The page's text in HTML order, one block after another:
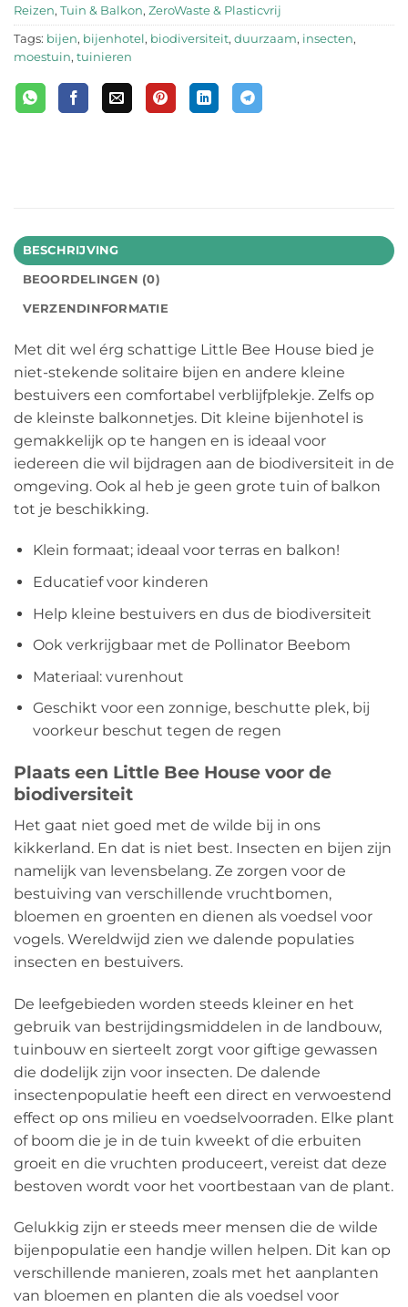
Reizen, Tuin & Balkon, ZeroWaste & Plasticvrij
Tags: bijen, bijenhotel , biodiversiteit, duurzaam, insecten,
moestuin, tuinieren
BESCHRIJVING
BEOORDELINGEN (0)
VERZENDINFORMATIE
Met dit wel érg schattige Little Bee House bied je
niet-stekende solitaire bijen en andere kleine
bestuivers een comfortabel verblijfplekje. Zelfs op
de kleinste balkonnetjes. Dit kleine bijenhotel is
gemakkelijk op te hangen en is ideaal voor
iedereen die wil bijdragen aan de biodiversiteit in de
omgeving. Ook al heb je geen grote tuin of balkon
tot je beschikking.
Klein formaat; ideaal voor terras en balkon!
Educatief voor kinderen
Help kleine bestuivers en dus de biodiversiteit
Ook verkrijgbaar met de Pollinator Beebom
Materiaal: vurenhout
Geschikt voor een zonnige, beschutte plek, bij
voorkeur beschut tegen de regen
Plaats een Little Bee House voor de
biodiversiteit
Het gaat niet goed met de wilde bij in ons
kikkerland. En dat is niet best. Insecten en bijen zijn
namelijk van levensbelang. Ze zorgen voor de
bestuiving van verschillende vruchtbomen,
bloemen en groenten en dienen als voedsel voor
vogels. Wereldwijd zien we dalende populaties
insecten en bestuivers.
De leefgebieden worden steeds kleiner en het
gebruik van bestrijdingsmiddelen in de landbouw,
tuinbouw en sierteelt zorgt voor giftige gewassen
die dodelijk zijn voor insecten. De dalende
insectenpopulatie heeft een direct en verwoestend
effect op ons milieu en voedselvoorraden. Elke plant
of boom die je in de tuin kweekt of die erbuiten
groeit en die vruchten produceert, vereist dat deze
bestoven wordt voor het voortbestaan van de plant.
Gelukkig zijn er steeds meer mensen die de wilde
bijenpopulatie een handje willen helpen. Dit kan op
verschillende manieren, zoals met het aanplanten
van bloemen en planten die als voedsel voor